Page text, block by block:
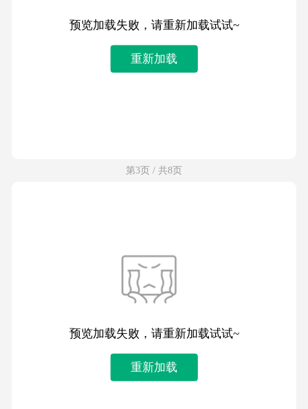
预览加载失败，请重新加载试试~
重新加载
第3页 / 共8页
预览加载失败，请重新加载试试~
重新加载